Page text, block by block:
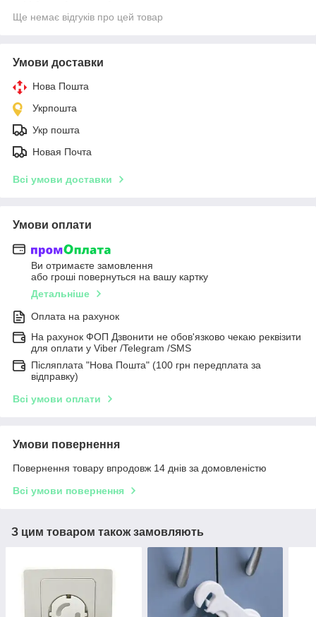
Ще немає відгуків про цей товар
Умови доставки
Нова Пошта
Укрпошта
Укр пошта
Новая Почта
Всі умови доставки
Умови оплати
Ви отримаєте замовлення
або гроші повернуться на вашу картку
Детальніше
Оплата на рахунок
На рахунок ФОП Дзвонити не обов'язково чекаю реквізити
для оплати у Viber /Telegram /SMS
Післяплата "Нова Пошта" (100 грн передплата за
відправку)
Всі умови оплати
Умови повернення
Повернення товару впродовж 14 днів за домовленістю
Всі умови повернення
З цим товаром також замовляють